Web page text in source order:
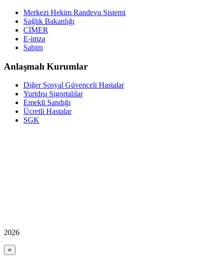
Merkezi Hekim Randevu Sistemi
Sağlık Bakanlığı
CİMER
E-imza
Sabim
Anlaşmalı Kurumlar
Diğer Sosyal Güvenceli Hastalar
Yurtdışı Sigortalılar
Emekli Sandığı
Ücretli Hastalar
SGK
2026
×